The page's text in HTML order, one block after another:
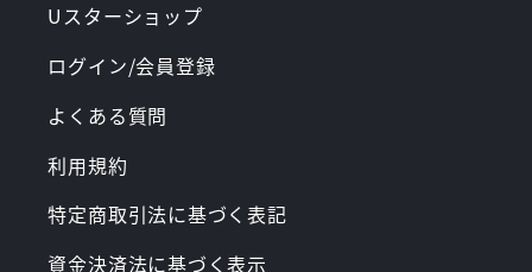
Uスターショップ
ログイン/会員登録
よくある質問
利用規約
特定商取引法に基づく表記
資金決済法に基づく表示